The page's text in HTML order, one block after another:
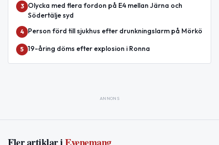
3
Olycka med flera fordon på E4 mellan Järna och
Södertälje syd
4 Person förd till sjukhus efter drunkningslarm på Mörkö
5 19-åring döms efter explosion i Ronna
ANNONS
Fler artiklar iEvenemang